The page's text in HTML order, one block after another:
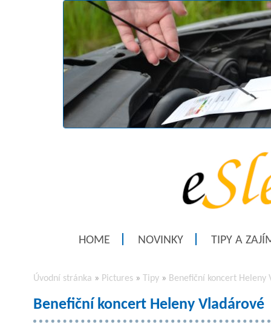
HOME NOVINKY TIPY A
Úvodní stránka » Pictures » Tipy » Benefiční koncert Heleny
Benefiční koncert Heleny Vladárové